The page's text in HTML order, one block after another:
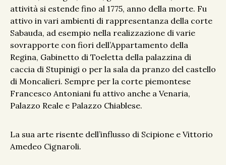
attività si estende fino al 1775, anno della morte. Fu
attivo in vari ambienti di rappresentanza della corte
Sabauda, ad esempio nella realizzazione di varie
sovrapporte con fiori dell’Appartamento della
Regina, Gabinetto di Toeletta della palazzina di
caccia di Stupinigi o per la sala da pranzo del castello
di Moncalieri. Sempre per la corte piemontese
Francesco Antoniani fu attivo anche a Venaria,
Palazzo Reale e Palazzo Chiablese.
La sua arte risente dell’influsso di Scipione e Vittorio
Amedeo Cignaroli.